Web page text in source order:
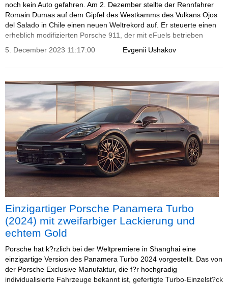
noch kein Auto gefahren. Am 2. Dezember stellte der Rennfahrer
Romain Dumas auf dem Gipfel des Westkamms des Vulkans Ojos
del Salado in Chile einen neuen Weltrekord auf. Er steuerte einen
erheblich modifizierten Porsche 911, der mit eFuels betrieben
Evgenii Ushakov
5. December 2023 11:17:00
Einzigartiger Porsche Panamera Turbo
(2024) mit zweifarbiger Lackierung und
echtem Gold
Porsche hat k?rzlich bei der Weltpremiere in Shanghai eine
einzigartige Version des Panamera Turbo 2024 vorgestellt. Das von
der Porsche Exclusive Manufaktur, die f?r hochgradig
individualisierte Fahrzeuge bekannt ist, gefertigte Turbo-Einzelst?ck